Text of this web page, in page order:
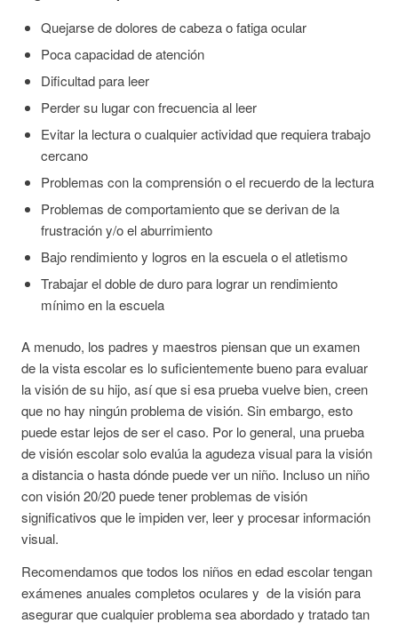
Quejarse de dolores de cabeza o fatiga ocular
Poca capacidad de atención
Dificultad para leer
Perder su lugar con frecuencia al leer
Evitar la lectura o cualquier actividad que requiera trabajo
cercano
Problemas con la comprensión o el recuerdo de la lectura
Problemas de comportamiento que se derivan de la
frustración y/o el aburrimiento
Bajo rendimiento y logros en la escuela o el atletismo
Trabajar el doble de duro para lograr un rendimiento
mínimo en la escuela
A menudo, los padres y maestros piensan que un examen
de la vista escolar es lo suficientemente bueno para evaluar
la visión de su hijo, así que si esa prueba vuelve bien, creen
que no hay ningún problema de visión. Sin embargo, esto
puede estar lejos de ser el caso. Por lo general, una prueba
de visión escolar solo evalúa la agudeza visual para la visión
a distancia o hasta dónde puede ver un niño. Incluso un niño
con visión 20/20 puede tener problemas de visión
significativos que le impiden ver, leer y procesar información
visual.
Recomendamos que todos los niños en edad escolar tengan
exámenes anuales completos oculares y de la visión para
asegurar que cualquier problema sea abordado y tratado tan